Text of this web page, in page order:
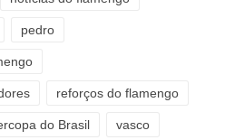
pedro
reforços do flamengo
do Brasil vasco